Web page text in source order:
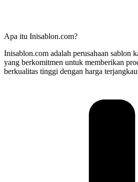
Apa itu Inisablon.com?
Inisablon.com adalah perusahaan sablon
yang berkomitmen untuk memberikan
berkualitas tinggi dengan harga